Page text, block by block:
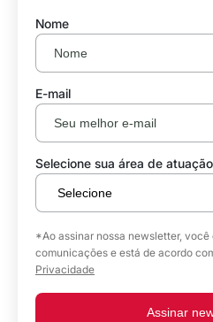
Nome
E-mail
Selecione sua área de atuação
*Ao assinar nossa newsletter,
comunicações e está de acordo
Privacidade
Assinar